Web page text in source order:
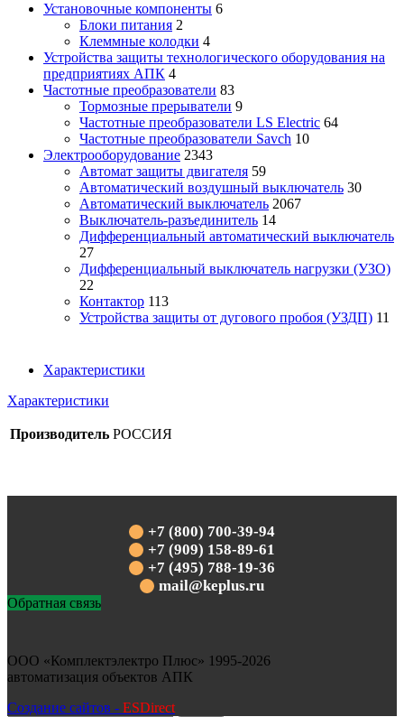
Установочные компоненты 6
Блоки питания 2
Клеммные колодки 4
Устройства защиты технологического оборудования на
предприятиях АПК 4
Частотные преобразователи 83
Тормозные прерыватели 9
Частотные преобразователи LS Electric 64
Частотные преобразователи Savch 10
Электрооборудование 2343
Автомат защиты двигателя 59
Автоматический воздушный выключатель 30
Автоматический выключатель 2067
Выключатель-разъединитель 14
Дифференциальный автоматический выключатель
27
Дифференциальный выключатель нагрузки (УЗО)
22
Контактор 113
Устройства защиты от дугового пробоя (УЗДП) 11
Характеристики
Характеристики
Производитель РОССИЯ
+7 (800) 700-39-94
+7 (909) 158-89-61
+7 (495) 788-19-36
mail@keplus.ru
Обратная связь
ООО «Комплектэлектро Плюс» 1995-2026
автоматизация объектов АПК
Создание сайтов - ESDirect